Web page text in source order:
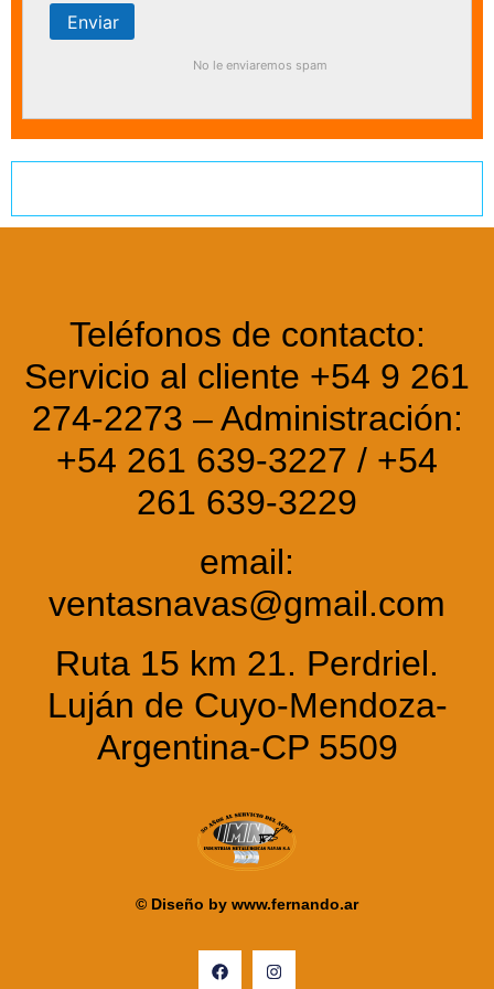
No le enviaremos spam
Teléfonos de contacto:
Servicio al cliente +54 9 261
274-2273 – Administración:
+54 261 639-3227 / +54
261 639-3229
email:
ventasnavas@gmail.com
Ruta 15 km 21. Perdriel.
Luján de Cuyo-Mendoza-
Argentina-CP 5509
© Diseño by www.fernando.ar